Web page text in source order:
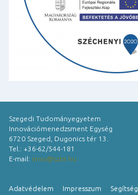
Szegedi Tudományegyetem
Innovációmenedzsment Egység
6720 Szeged, Dugonics tér 13.
Tel.: +36-62/544-181
E-mail: inno@szte.hu
Adatvédelem Impresszum Segítség